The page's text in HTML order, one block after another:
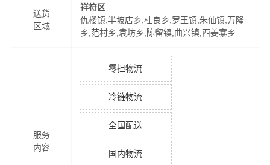
送货
区域
祥符区
仇楼镇,半坡店乡,杜良乡,罗王镇,朱仙镇,万隆
乡,范村乡,袁坊乡,陈留镇,曲兴镇,西姜寨乡
服务
内容
零担物流
冷链物流
全国配送
国内物流